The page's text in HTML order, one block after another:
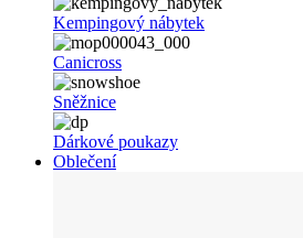
Kempingový nábytek
Canicross
Sněžnice
Dárkové poukazy
Oblečení